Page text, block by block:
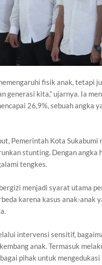
fisik anak, tetapi
generasi kita,” ujarnya. Ia
26,9%, sebuah angka
Pemerintah Kota
stunting. Dengan angka
tengkes.
menjadi syarat utama
karena kasus anak-anak
intervensi sensitif,
anak. Termasuk
pihak untuk